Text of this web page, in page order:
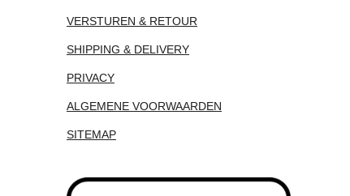
VERSTUREN & RETOUR
SHIPPING & DELIVERY
PRIVACY
ALGEMENE VOORWAARDEN
SITEMAP